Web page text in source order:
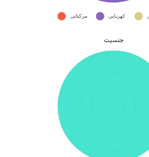
جنسیت